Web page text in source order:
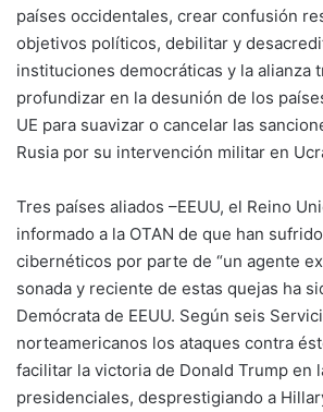
países occidentales, crear confusión
objetivos políticos, debilitar y
instituciones democráticas y la alianza
profundizar en la desunión de los
UE para suavizar o cancelar las
Rusia por su intervención militar en
Tres países aliados –EEUU, el Reino
informado a la OTAN de que han
cibernéticos por parte de “un agente
sonada y reciente de estas quejas ha
Demócrata de EEUU. Según seis
norteamericanos los ataques contra
facilitar la victoria de Donald Trump en
presidenciales, desprestigiando a